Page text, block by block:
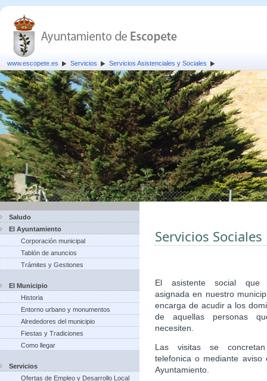
www.escopete.es Servicios Servicios Asistenciales y Sociales
Saludo
El Ayuntamiento
Corporación municipal
Tablón de anuncios
Trámites y Gestiones
El Municipio
Historia
Entorno urbano y monumentos
Alrededores del municipio
Fiestas y Tradiciones
Como llegar
Servicios
Ofertas de Empleo y Desarrollo Local
Servicios Sociales
El asistente social que
asignada en nuestro
encarga de acudir a los
de aquellas personas
necesiten.
Las visitas se
telefonica o mediante aviso
Ayuntamiento.